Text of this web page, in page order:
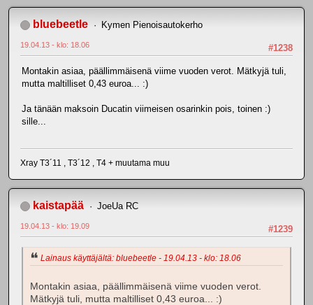
bluebeetle Kymen Pienoisautokerho
#1238
19.04.13 - klo: 18.06
Montakin asiaa, päällimmäisenä viime vuoden verot. Mätkyjä tuli,
mutta maltilliset 0,43 euroa... :)
Ja tänään maksoin Ducatin viimeisen osarinkin pois, toinen :)
sille...
Xray T3´11 , T3´12 , T4 + muutama muu
kaistapää JoeUa RC
#1239
19.04.13 - klo: 19.09
Lainaus käyttäjältä: bluebeetle - 19.04.13 - klo: 18.06
Montakin asiaa, päällimmäisenä viime vuoden verot.
Mätkyjä tuli, mutta maltilliset 0,43 euroa... :)